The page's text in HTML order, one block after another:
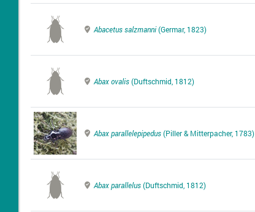
Abacetus salzmanni(Germar, 1823)
Abax ovalis(Duftschmid, 1812)
Abax parallelepipedus(Piller & Mitterpacher, 1783)
Abax parallelus(Duftschmid, 1812)